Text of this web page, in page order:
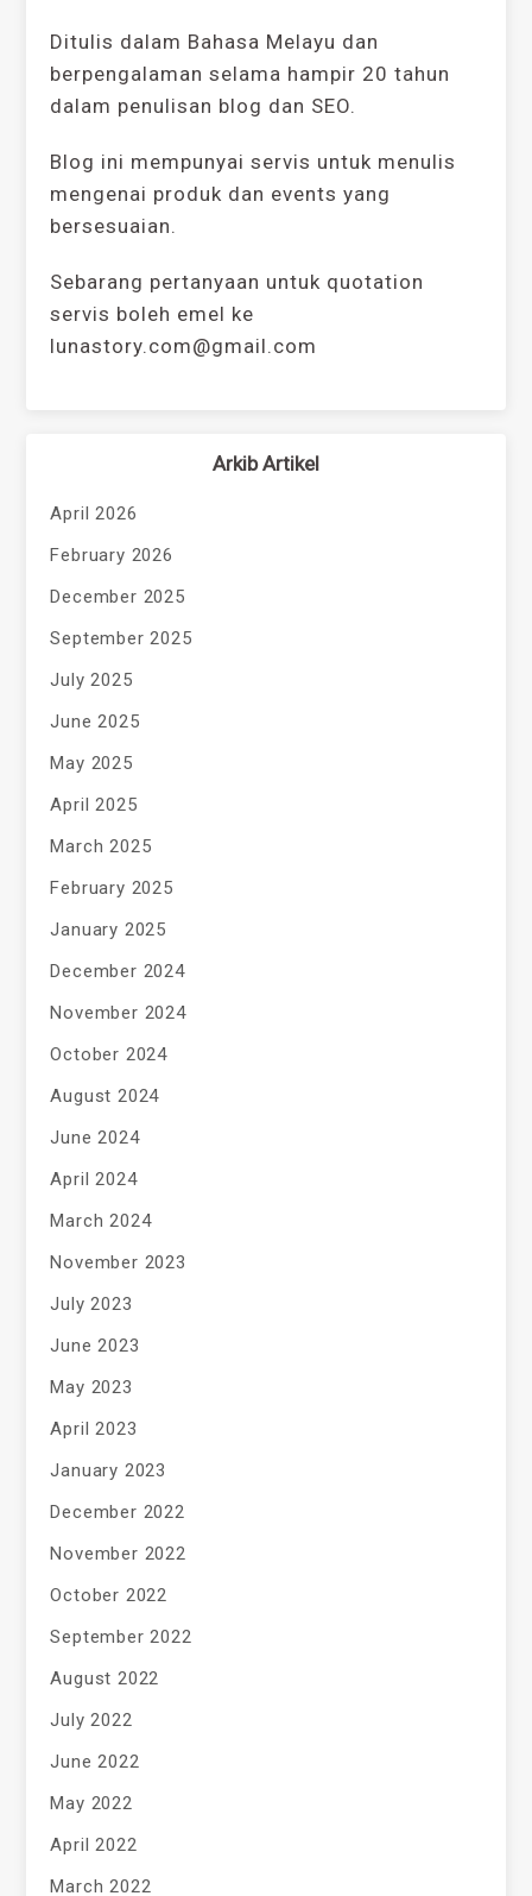
Ditulis dalam Bahasa Melayu dan
berpengalaman selama hampir 20 tahun
dalam penulisan blog dan SEO.
Blog ini mempunyai servis untuk menulis
mengenai produk dan events yang
bersesuaian.
Sebarang pertanyaan untuk quotation
servis boleh emel ke
lunastory.com@gmail.com
Arkib Artikel
April 2026
February 2026
December 2025
September 2025
July 2025
June 2025
May 2025
April 2025
March 2025
February 2025
January 2025
December 2024
November 2024
October 2024
August 2024
June 2024
April 2024
March 2024
November 2023
July 2023
June 2023
May 2023
April 2023
January 2023
December 2022
November 2022
October 2022
September 2022
August 2022
July 2022
June 2022
May 2022
April 2022
March 2022